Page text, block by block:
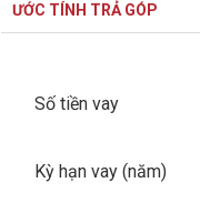
ƯỚC TÍNH TRẢ GÓP
Số tiền vay
Kỳ hạn vay (năm)